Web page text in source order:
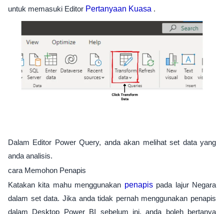
untuk memasuki Editor Pertanyaan Kuasa .
Dalam Editor Power Query, anda akan melihat set data yang
anda analisis.
cara Memohon Penapis
Katakan kita mahu menggunakan penapispada lajur Negara
dalam set data. Jika anda tidak pernah menggunakan penapis
dalam Desktop Power BI sebelum ini, anda boleh bertanya